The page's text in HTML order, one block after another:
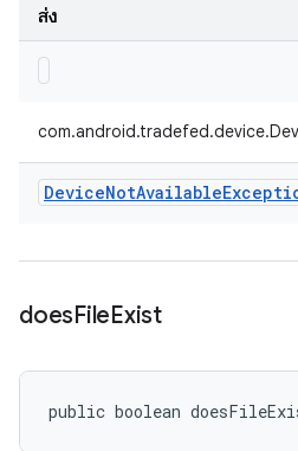
ส่ง
DeviceNotAvailable
doesFileExist
public boolean